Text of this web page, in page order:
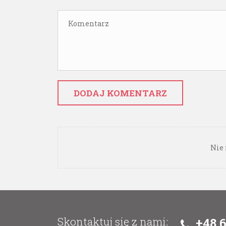
DODAJ KOMENTARZ
Nie
Skontaktuj się z nami: